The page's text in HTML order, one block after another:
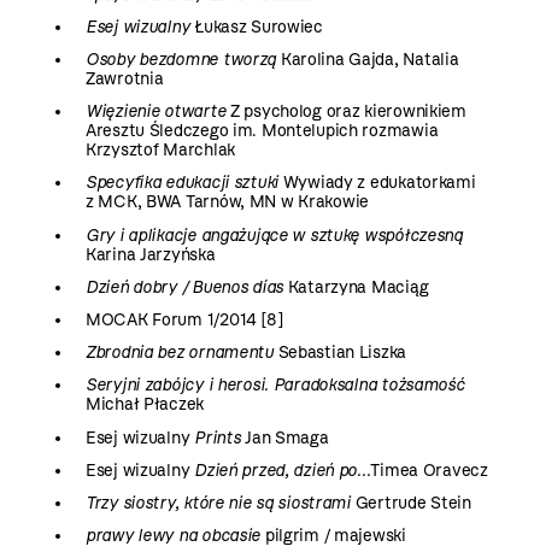
Esej wizualnyŁukasz Surowiec
Osoby bezdomne tworząKarolina Gajda, Natalia
Zawrotnia
Więzienie otwarteZ psycholog oraz kierownikiem
Aresztu Śledczego im. Montelupich rozmawia
Krzysztof Marchlak
Specyfika edukacji sztukiWywiady z edukatorkami
z MCK, BWA Tarnów, MN w Krakowie
Gry i aplikacje angażujące w sztukę współczesną
Karina Jarzyńska
Dzień dobry / Buenos díasKatarzyna Maciąg
MOCAK Forum 1/2014 [8]
Zbrodnia bez ornamentuSebastian Liszka
Seryjni zabójcy i herosi. Paradoksalna tożsamość
Michał Płaczek
Esej wizualny PrintsJan Smaga
Esej wizualny Dzień przed, dzień po...Timea Oravecz
Trzy siostry, które nie są siostramiGertrude Stein
prawy lewy na obcasie pilgrim / majewski